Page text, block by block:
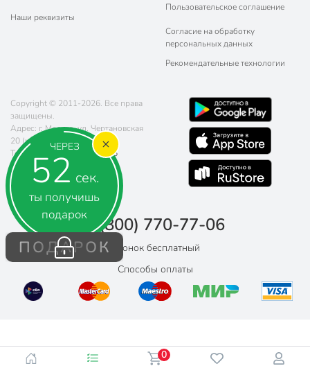
ЧЕРЕЗ
51 сек.
ты получишь
подарок
ПОДАРОК
Наши реквизиты
Пользовательское соглашение
Согласие на обработку
персональных данных
Рекомендательные технологии
Copyright © 2011-2026. Все права
защищены.
Адрес: г. Москва, ул. Чертановская
20 (метро Южная)
Телефон:
8 (800) 770-77-06
Почта:sales@poryadok.ru
8 (800) 770-77-06
Звонок бесплатный
Способы оплаты
0